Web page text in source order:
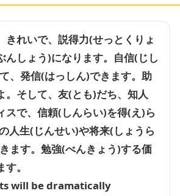
きれいで、説得力(せっとくりょ
んしょう)になります。自信(じし
、発信(はっしん)できます。助
。そして、友(とも)だち、知人
スで、信頼(しんらい)を得(え)ら
人生(じんせい)や将来(しょうら
ます。勉強(べんきょう)する価
。
will be dramatically